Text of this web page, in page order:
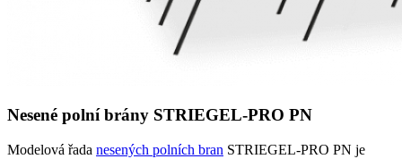
Nesené polní brány STRIEGEL-PRO PN
Modelová řada nesených polních bran STRIEGEL-PRO PN je